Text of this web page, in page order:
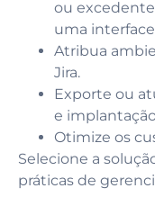
ou
uma
Atribua
Jira.
Exporte ou
e
Otimize os
Selecione a
práticas de